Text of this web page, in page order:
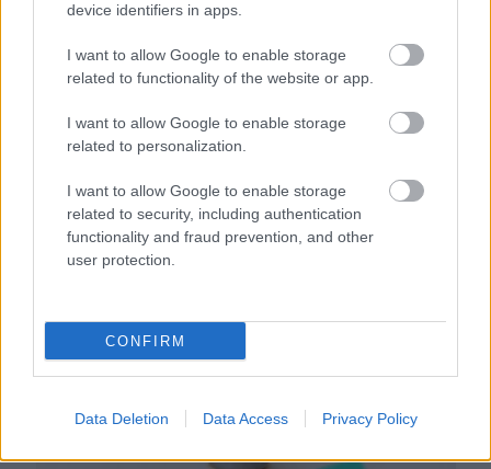
device identifiers in apps.
I want to allow Google to enable storage
related to functionality of the website or app.
I want to allow Google to enable storage
related to personalization.
I want to allow Google to enable storage
related to security, including authentication
functionality and fraud prevention, and other
user protection.
CONFIRM
Data Deletion Data Access Privacy Policy
Ezért párásodik be állandóan az ablak – egyszerűbb a
megoldás, mint gondolnád